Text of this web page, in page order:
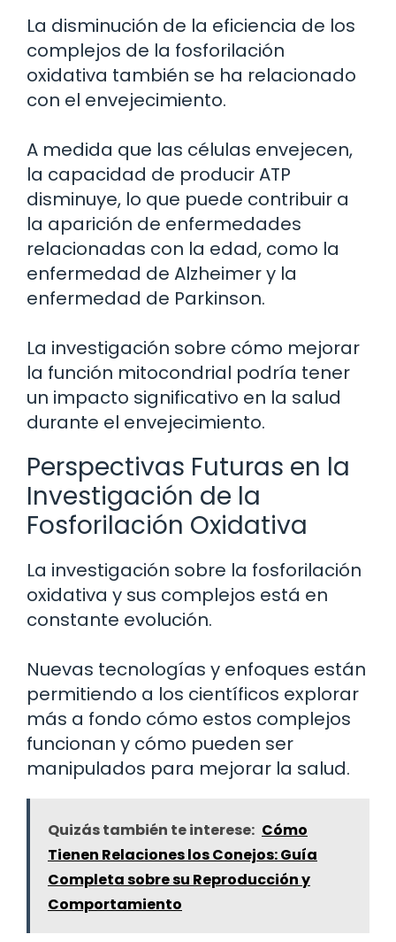
La disminución de la eficiencia de los
complejos de la fosforilación
oxidativa también se ha relacionado
con el envejecimiento.
A medida que las células envejecen,
la capacidad de producir ATP
disminuye, lo que puede contribuir a
la aparición de enfermedades
relacionadas con la edad, como la
enfermedad de Alzheimer y la
enfermedad de Parkinson.
La investigación sobre cómo mejorar
la función mitocondrial podría tener
un impacto significativo en la salud
durante el envejecimiento.
Perspectivas Futuras en la
Investigación de la
Fosforilación Oxidativa
La investigación sobre la fosforilación
oxidativa y sus complejos está en
constante evolución.
Nuevas tecnologías y enfoques están
permitiendo a los científicos explorar
más a fondo cómo estos complejos
funcionan y cómo pueden ser
manipulados para mejorar la salud.
Quizás también te interese: Cómo
Tienen Relaciones los Conejos: Guía
Completa sobre su Reproducción y
Comportamiento